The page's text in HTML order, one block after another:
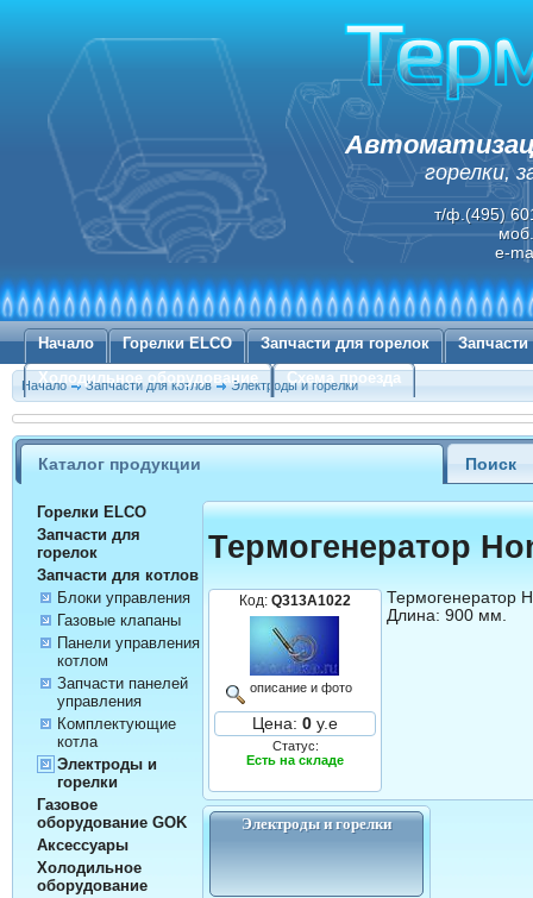
горелки,
т/ф.(495)
e-
Начало Горелки ELCO Запчасти для горелок
Холодильное оборудование
Схема проезда
Начало Запчасти для котлов Электроды и горелки
Каталог продукции Поиск
Горелки ELCO
Запчасти для
горелок
Запчасти для котлов
Блоки управления
Газовые клапаны
Панели управления
котлом
Запчасти панелей
управления
Комплектующие
котла
Электроды и
горелки
Газовое
оборудование GOK
Аксессуары
Холодильное
оборудование
Термогенератор
Код:Q313A1022
описание и фото
Цена: 0 у.е
Статус:
Есть на складе
Термогенератор
Длина: 900 мм.
Электроды и горелки